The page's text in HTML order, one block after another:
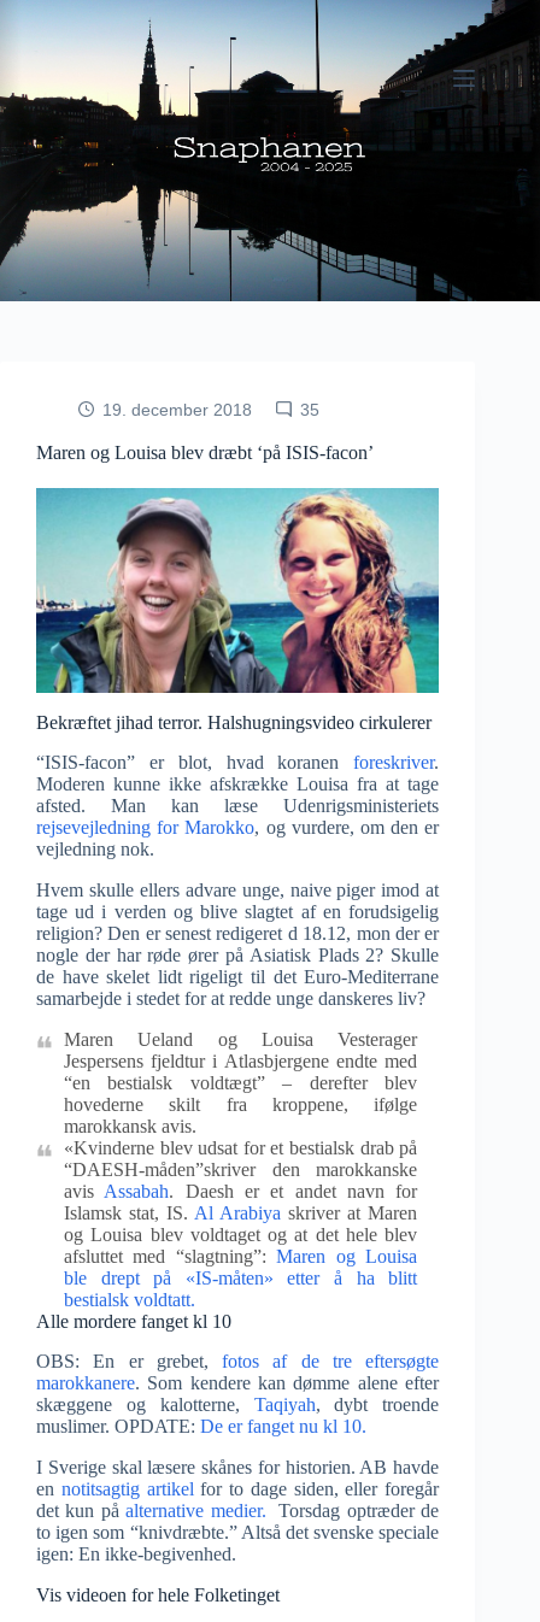
19. december 2018 35
Maren og Louisa blev dræbt ‘på ISIS-facon’
Bekræftet jihad terror. Halshugningsvideo cirkulerer
“ISIS-facon” er blot, hvad koranenforeskriver.
Moderen kunne ikke afskrække Louisa fra at tage
afsted. Man kan læse Udenrigsministeriets
rejsevejledning for Marokko, og vurdere, om den er
vejledning nok.
Hvem skulle ellers advare unge, naive piger imod at
tage ud i verden og blive slagtet af en forudsigelig
religion? Den er senest redigeret d 18.12, mon der er
nogle der har røde ører på Asiatisk Plads 2? Skulle
de have skelet lidt rigeligt til det Euro-Mediterrane
samarbejde i stedet for at redde unge danskeres liv?
Maren Ueland og Louisa Vesterager
Jespersens fjeldtur i Atlasbjergene endte med
“en bestialsk voldtægt” – derefter blev
hovederne skilt fra kroppene, ifølge
marokkansk avis.
«Kvinderne blev udsat for et bestialsk drab på
“DAESH-måden”skriver den marokkanske
avis Assabah. Daesh er et andet navn for
Islamsk stat, IS. Al Arabiya skriver at Maren
og Louisa blev voldtaget og at det hele blev
afsluttet med “slagtning”:Maren og Louisa
ble drept på «IS-måten» etter å ha blitt
bestialsk voldtatt.
Alle mordere fanget kl 10
OBS: En er grebet,fotos af de tre eftersøgte
marokkanere. Som kendere kan dømme alene efter
skæggene og kalotterne, Taqiyah, dybt troende
muslimer. OPDATE: De er fanget nu kl 10.
I Sverige skal læsere skånes for historien. AB havde
en notitsagtig artikel for to dage siden, eller foregår
det kun påalternative medier. Torsdag optræder de
to igen som “knivdræbte.” Altså det svenske speciale
igen: En ikke-begivenhed.
Vis videoen for hele Folketinget